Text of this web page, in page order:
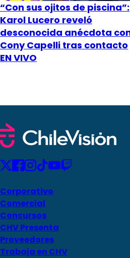
“Con sus ojitos de piscina”:
Karol Lucero reveló
desconocida anécdota
Cony Capelli tras contacto
EN VIVO
Corporativo
Comercial
Concursos
CHV Presenta
Proveedores
Trabaja en CHV